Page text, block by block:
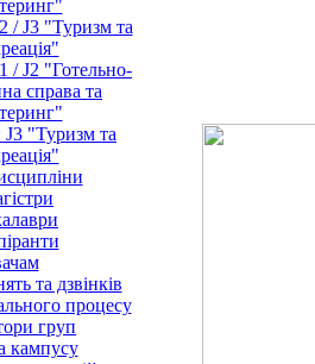
/ J3 "Туризм та
/ J2 "Готельно-
справа та
J3 "Туризм та
та дзвінків
процесу
груп
кампусу